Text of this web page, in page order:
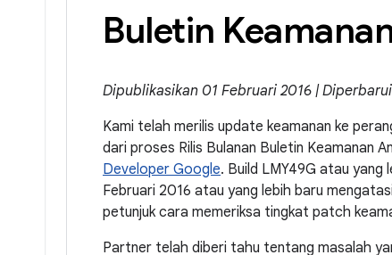
Buletin
Dipublikasikan 01 Februari 2016 |
Kami telah merilis update keamanan ke
dari proses Rilis Bulanan Buletin Keamanan
Developer Google. Build LMY49G atau yang
Februari 2016 atau yang lebih baru
petunjuk cara memeriksa tingkat patch
Partner telah diberi tahu tentang masalah